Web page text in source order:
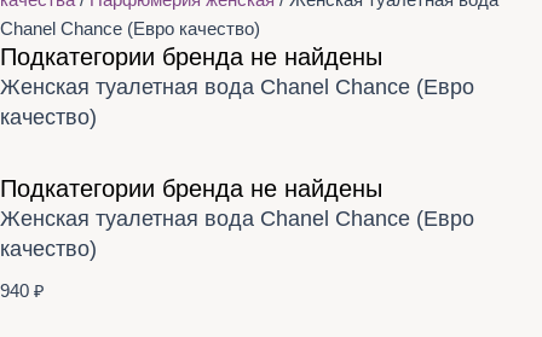
Chanel Chance (Евро качество)
Подкатегории бренда не найдены
Женская туалетная вода Chanel Chance (Евро
качество)
Подкатегории бренда не найдены
Женская туалетная вода Chanel Chance (Евро
качество)
940 ₽